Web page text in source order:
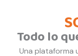
Todo lo
Una plataforma